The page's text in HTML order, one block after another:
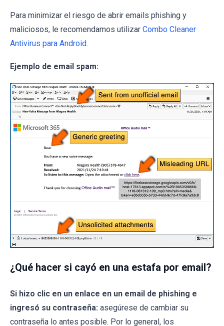
Para minimizar el riesgo de abrir emails phishing y
maliciosos, le recomendamos utilizar Combo Cleaner
Antivirus para Android.
Ejemplo de email spam:
¿Qué hacer si cayó en una estafa por email?
Si hizo clic en un enlace en un email de phishing e
ingresó su contraseña: asegúrese de cambiar su
contraseña lo antes posible. Por lo general, los